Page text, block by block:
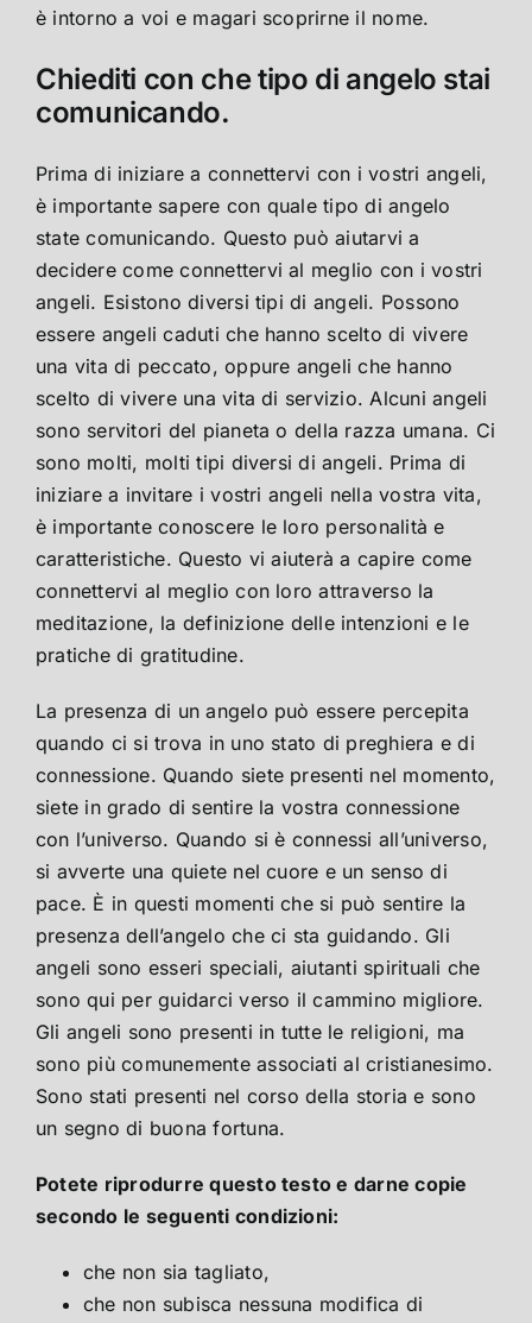
è intorno a voi e magari scoprirne il nome.
Chiediti con che tipo di angelo stai
comunicando.
Prima di iniziare a connettervi con i vostri angeli,
è importante sapere con quale tipo di angelo
state comunicando. Questo può aiutarvi a
decidere come connettervi al meglio con i vostri
angeli. Esistono diversi tipi di angeli. Possono
essere angeli caduti che hanno scelto di vivere
una vita di peccato, oppure angeli che hanno
scelto di vivere una vita di servizio. Alcuni angeli
sono servitori del pianeta o della razza umana. Ci
sono molti, molti tipi diversi di angeli. Prima di
iniziare a invitare i vostri angeli nella vostra vita,
è importante conoscere le loro personalità e
caratteristiche. Questo vi aiuterà a capire come
connettervi al meglio con loro attraverso la
meditazione, la definizione delle intenzioni e le
pratiche di gratitudine.
La presenza di un angelo può essere percepita
quando ci si trova in uno stato di preghiera e di
connessione. Quando siete presenti nel momento,
siete in grado di sentire la vostra connessione
con l’universo. Quando si è connessi all’universo,
si avverte una quiete nel cuore e un senso di
pace. È in questi momenti che si può sentire la
presenza dell’angelo che ci sta guidando. Gli
angeli sono esseri speciali, aiutanti spirituali che
sono qui per guidarci verso il cammino migliore.
Gli angeli sono presenti in tutte le religioni, ma
sono più comunemente associati al cristianesimo.
Sono stati presenti nel corso della storia e sono
un segno di buona fortuna.
Potete riprodurre questo testo e darne copie
secondo le seguenti condizioni:
che non sia tagliato,
che non subisca nessuna modifica di